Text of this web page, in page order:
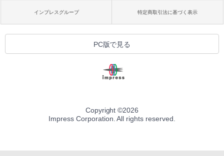
インプレスグループ 特定商取引法に基づく表示
PC版で見る
Copyright ©2026
Impress Corporation. All rights reserved.